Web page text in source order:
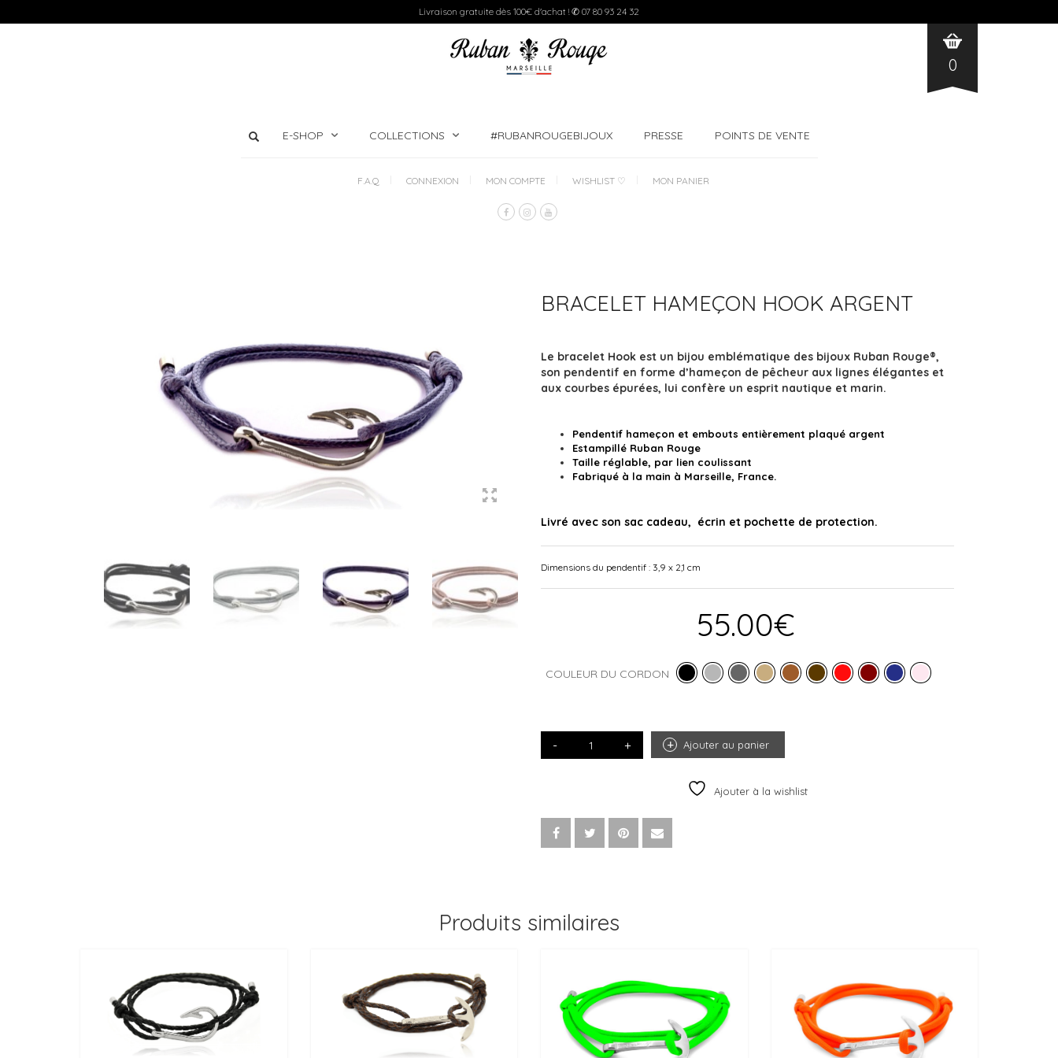
E-SHOP COLLECTIONS #RUBANROUGEBIJOUX PRESSE POINTS DE VENTE
F.A.Q CONNEXION MON COMPTE WISHLIST ♡ MON PANIER
0
BRACELET HAMEÇON HOOK ARGENT
Le bracelet Hook est un bijou emblématique des bijoux Ruban Rouge®,
son pendentif en forme d’hameçon de pêcheur aux lignes élégantes et
aux courbes épurées, lui confère un esprit nautique et marin.
Pendentif hameçon et embouts entièrement plaqué argent
Estampillé Ruban Rouge
Taille réglable, par lien coulissant
Fabriqué à la main à Marseille, France.
Livré avec son sac cadeau, écrin et pochette de protection.
Dimensions du pendentif : 3,9 x 2,1 cm
55.00€
COULEUR DU CORDON
Ajouter au panier
Ajouter à la wishlist
Produits similaires
Livraison gratuite dès 100€ d'achat ! ✆ 07 80 93 24 32